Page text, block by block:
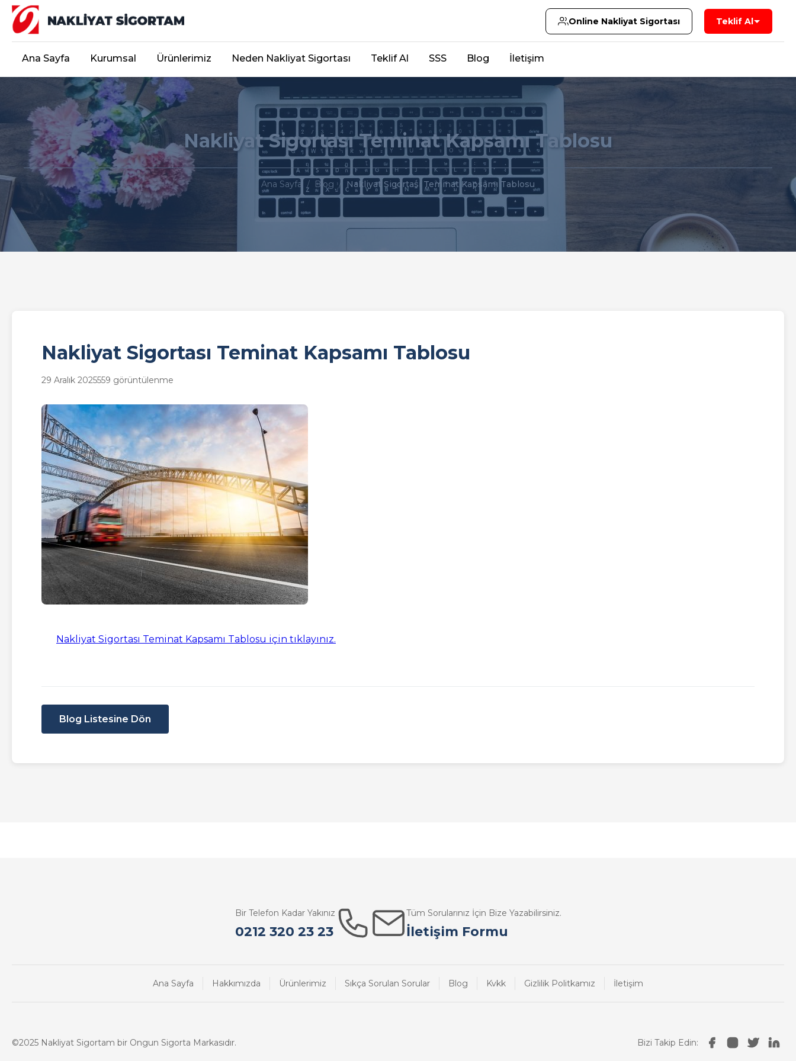
Online Nakliyat Sigortası Teklif Al
Ana Sayfa Kurumsal Ürünlerimiz Neden Nakliyat Sigortası Teklif Al SSS Blog İletişim
Nakliyat Sigortası Teminat Kapsamı Tablosu
Ana Sayfa / Blog / Nakliyat Sigortası Teminat Kapsamı Tablosu
Nakliyat Sigortası Teminat Kapsamı Tablosu
29 Aralık 2025559 görüntülenme
Nakliyat Sigortası Teminat Kapsamı Tablosu için tıklayınız.
Blog Listesine Dön
Bir Telefon Kadar Yakınız
0212 320 23 23
Tüm Sorularınız İçin Bize Yazabilirsiniz.
İletişim Formu
Ana Sayfa Hakkımızda Ürünlerimiz Sıkça Sorulan Sorular Blog Kvkk Gizlilik Politkamız İletişim
©2025 Nakliyat Sigortam bir Ongun Sigorta Markasıdır. Bizi Takip Edin: